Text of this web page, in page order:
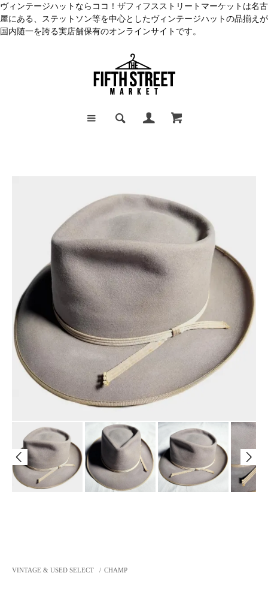
ヴィンテージハットならココ！ザフィフスストリートマーケットは名古
屋にある、ステットソン等を中心としたヴィンテージハットの品揃えが
国内随一を誇る実店舗保有のオンラインサイトです。
VINTAGE & USED SELECT / CHAMP